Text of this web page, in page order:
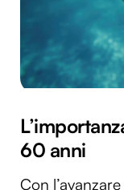
60 anni
Con